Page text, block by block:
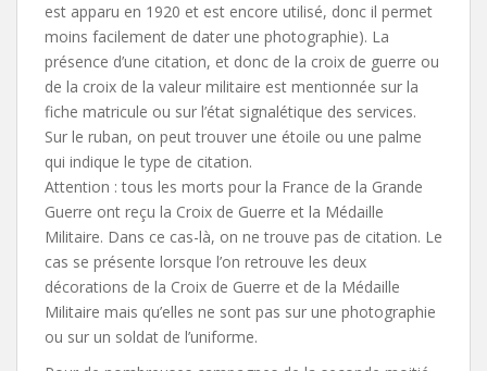
est apparu en 1920 et est encore utilisé, donc il permet
moins facilement de dater une photographie). La
présence d’une citation, et donc de la croix de guerre ou
de la croix de la valeur militaire est mentionnée sur la
fiche matricule ou sur l’état signalétique des services.
Sur le ruban, on peut trouver une étoile ou une palme
qui indique le type de citation.
Attention : tous les morts pour la France de la Grande
Guerre ont reçu la Croix de Guerre et la Médaille
Militaire. Dans ce cas-là, on ne trouve pas de citation. Le
cas se présente lorsque l’on retrouve les deux
décorations de la Croix de Guerre et de la Médaille
Militaire mais qu’elles ne sont pas sur une photographie
ou sur un soldat de l’uniforme.